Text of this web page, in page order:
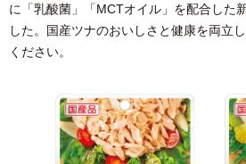
に「乳酸菌」「MCTオイル」を配合した
した。国産ツナのおいしさと健康を両立
ください。